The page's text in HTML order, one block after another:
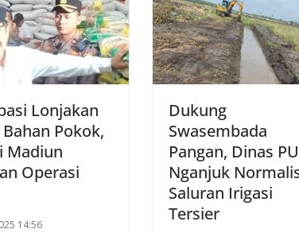
Lonjakan
Pokok,
Madiun
Operasi
14:56
Dukung
Swasembada
Pangan, Dinas
Nganjuk
Saluran Irigasi
Tersier